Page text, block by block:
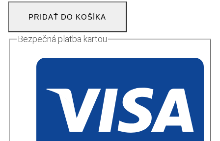
PRIDAŤ DO KOŠÍKA
Bezpečná platba kartou